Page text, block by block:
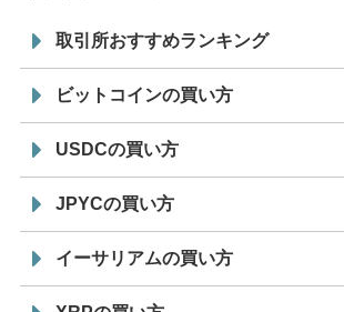
取引所おすすめランキング
ビットコインの買い方
USDCの買い方
JPYCの買い方
イーサリアムの買い方